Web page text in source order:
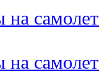
на
на